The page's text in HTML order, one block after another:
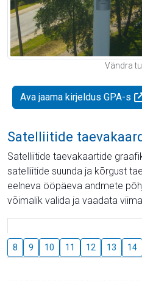
Vändra
Ava jaama kirjeldus GPA-s
Satelliitide
Satelliitide taevakaartide
satelliitide suunda ja kõrgust
eelneva ööpäeva andmete
võimalik valida ja vaadata
8 9 10 11 12 13 14